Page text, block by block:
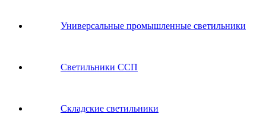
Универсальные промышленные светильники
Светильники ССП
Складские светильники